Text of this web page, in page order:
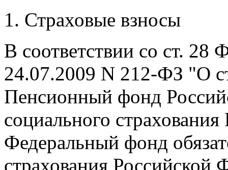
Страховые взносы
В соответствии со ст. 28
24.07.2009 N 212-ФЗ "О
Пенсионный фонд
социального
Федеральный фонд
страхования Российской